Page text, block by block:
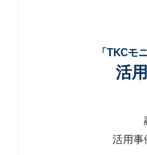
「TKCモ
活
活用事